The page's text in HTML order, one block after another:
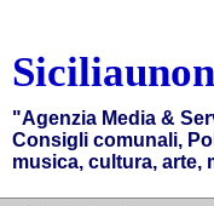
"Agenzia Media &
Consigli comunali,
musica, cultura, arte,